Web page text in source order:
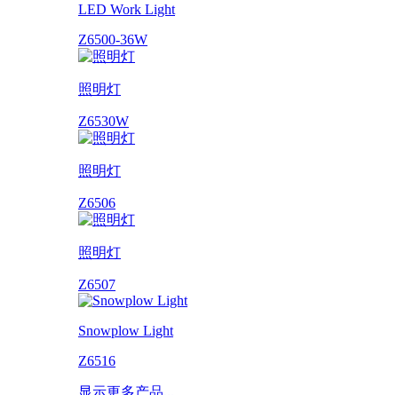
LED Work Light
Z6500-36W
照明灯
Z6530W
照明灯
Z6506
照明灯
Z6507
Snowplow Light
Z6516
显示更多产品...